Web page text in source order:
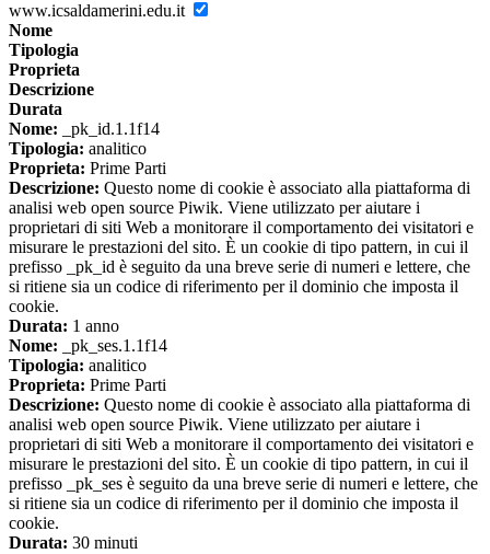
www.icsaldamerini.edu.it
Nome
Tipologia
Proprieta
Descrizione
Durata
Nome: _pk_id.1.1f14
Tipologia: analitico
Proprieta: Prime Parti
Descrizione: Questo nome di cookie è associato alla piattaforma di
analisi web open source Piwik. Viene utilizzato per aiutare i
proprietari di siti Web a monitorare il comportamento dei visitatori e
misurare le prestazioni del sito. È un cookie di tipo pattern, in cui il
prefisso _pk_id è seguito da una breve serie di numeri e lettere, che
si ritiene sia un codice di riferimento per il dominio che imposta il
cookie.
Durata: 1 anno
Nome: _pk_ses.1.1f14
Tipologia: analitico
Proprieta: Prime Parti
Descrizione: Questo nome di cookie è associato alla piattaforma di
analisi web open source Piwik. Viene utilizzato per aiutare i
proprietari di siti Web a monitorare il comportamento dei visitatori e
misurare le prestazioni del sito. È un cookie di tipo pattern, in cui il
prefisso _pk_ses è seguito da una breve serie di numeri e lettere, che
si ritiene sia un codice di riferimento per il dominio che imposta il
cookie.
Durata: 30 minuti